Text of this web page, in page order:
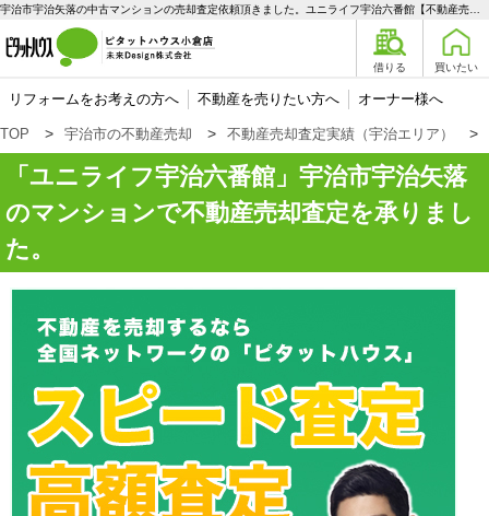
借りる 買いたい
リフォームをお考えの方へ 不動産を売りたい方へ オーナー様へ
TOP 宇治市の不動産売却 不動産売却査定実績（宇治エリア）
ユニライフ宇治六番館
宇治市宇治矢落
のマンションで不動産売却査定を承りまし
た。